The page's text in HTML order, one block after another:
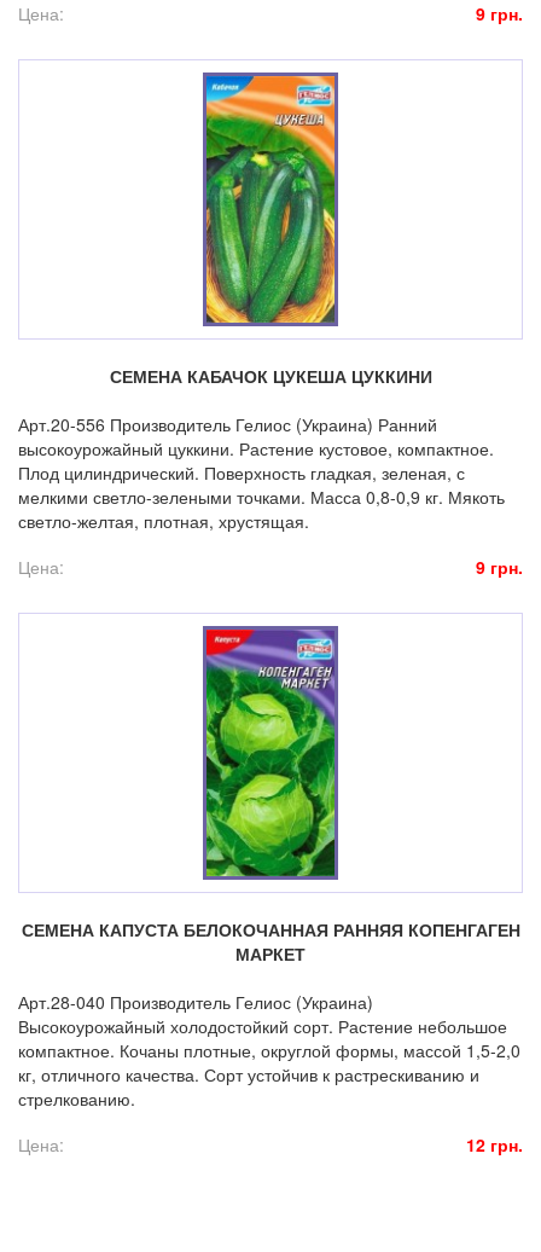
Цена:
9 грн.
СЕМЕНА КАБАЧОК ЦУКЕША ЦУККИНИ
Арт.20-556 Производитель Гелиос (Украина) Ранний
высокоурожайный цуккини. Растение кустовое, компактное.
Плод цилиндрический. Поверхность гладкая, зеленая, с
мелкими светло-зелеными точками. Масса 0,8-0,9 кг. Мякоть
светло-желтая, плотная, хрустящая.
Цена:
9 грн.
СЕМЕНА КАПУСТА БЕЛОКОЧАННАЯ РАННЯЯ КОПЕНГАГЕН
МАРКЕТ
Арт.28-040 Производитель Гелиос (Украина)
Высокоурожайный холодостойкий сорт. Растение небольшое
компактное. Кочаны плотные, округлой формы, массой 1,5-2,0
кг, отличного качества. Сорт устойчив к растрескиванию и
стрелкованию.
Цена:
12 грн.